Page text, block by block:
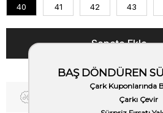
40 41 42 43
Fiyat Düşünce Haber Ver